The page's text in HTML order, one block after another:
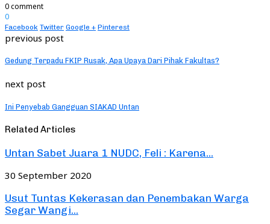
0 comment
0
Facebook Twitter Google + Pinterest
previous post
Gedung Terpadu FKIP Rusak, Apa Upaya Dari Pihak Fakultas?
next post
Ini Penyebab Gangguan SIAKAD Untan
Related Articles
Untan Sabet Juara 1 NUDC, Feli : Karena...
30 September 2020
Usut Tuntas Kekerasan dan Penembakan Warga
Segar Wangi...